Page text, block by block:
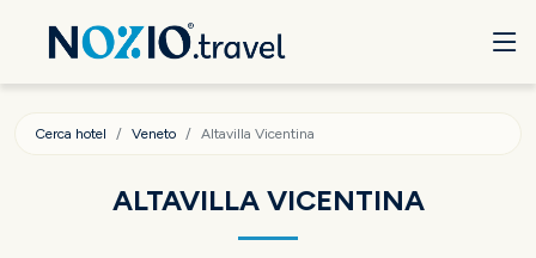
Cerca hotel Veneto Altavilla Vicentina
ALTAVILLA VICENTINA